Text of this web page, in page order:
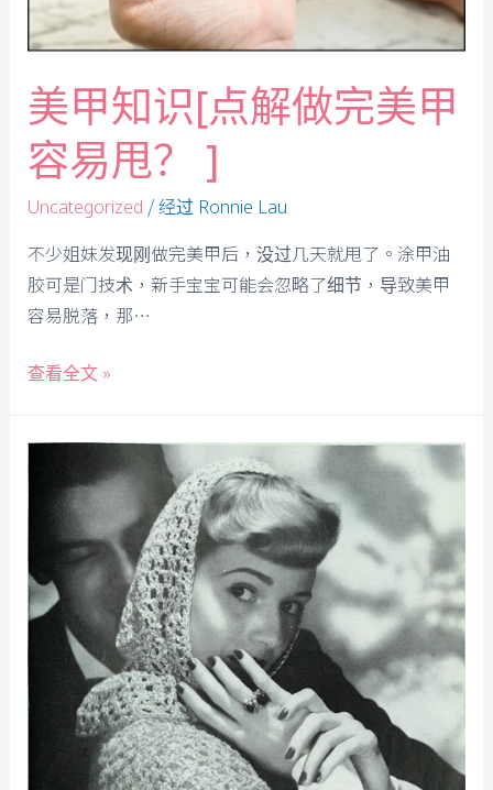
美甲知识[点解做完美甲
容易甩？ ]
Uncategorized / 经过 Ronnie Lau
不少姐妹发现刚做完美甲后，没过几天就甩了。涂甲油
胶可是门技术，新手宝宝可能会忽略了细节，导致美甲
容易脱落，那…
查看全文 »